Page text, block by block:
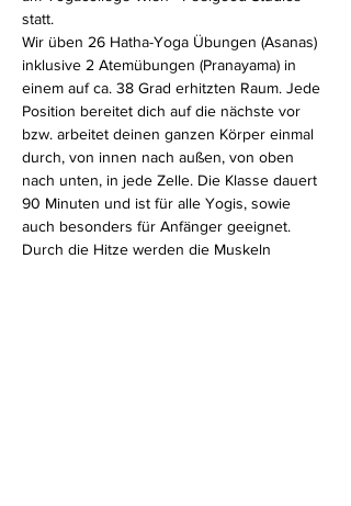
statt.
Wir üben 26 Hatha-Yoga Übungen (Asanas)
inklusive 2 Atemübungen (Pranayama) in
einem auf ca. 38 Grad erhitzten Raum. Jede
Position bereitet dich auf die nächste vor
bzw. arbeitet deinen ganzen Körper einmal
durch, von innen nach außen, von oben
nach unten, in jede Zelle. Die Klasse dauert
90 Minuten und ist für alle Yogis, sowie
auch besonders für Anfänger geeignet.
Durch die Hitze werden die Muskeln